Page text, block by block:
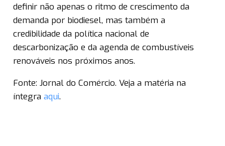
definir não apenas o ritmo de crescimento da
demanda por biodiesel, mas também a
credibilidade da política nacional de
descarbonização e da agenda de combustíveis
renováveis nos próximos anos.
Fonte: Jornal do Comércio. Veja a matéria na
íntegra aqui.